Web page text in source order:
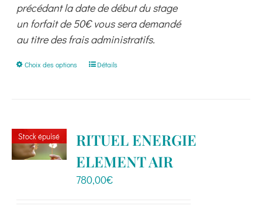
précédant la date de début du stage
un forfait de 50€ vous sera demandé
au titre des frais administratifs.
Choix des options
Ce
Les
options
peuvent
Détails
Stock épuisé
RITUEL ENERGIE
ELEMENT AIR
780,00€